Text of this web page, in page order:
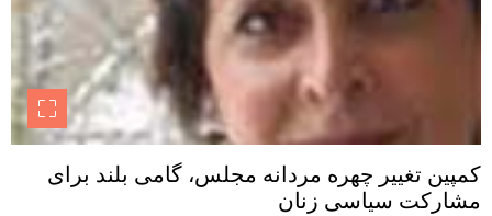
کمپین تغییر چهره مردانه مجلس، گامی بلند برای
مشارکت سیاسی زنان